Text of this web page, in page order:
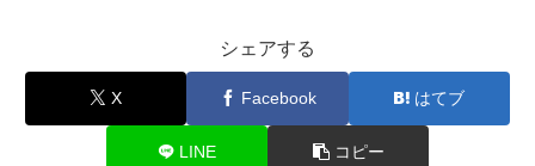
シェアする
X Facebook はてブ
LINE コピー